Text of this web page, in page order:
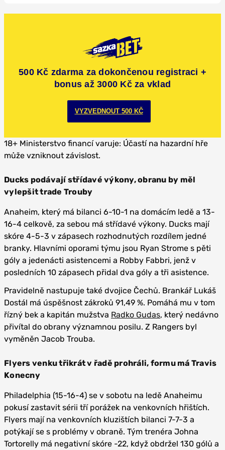
500 Kč zdarma za dokončenou registraci +
bonus až 3000 Kč za vklad
VYZVEDNOUT 500 KČ
18+ Ministerstvo financí varuje: Účastí na hazardní hře
může vzniknout závislost.
Ducks podávají střídavé výkony, obranu by měl
vylepšit trade Trouby
Anaheim, který má bilanci 6-10-1 na domácím ledě a 13-
16-4 celkově, za sebou má střídavé výkony. Ducks mají
skóre 4-5-3 v zápasech rozhodnutých rozdílem jedné
branky. Hlavními oporami týmu jsou Ryan Strome s pěti
góly a jedenácti asistencemi a Robby Fabbri, jenž v
posledních 10 zápasech přidal dva góly a tři asistence.
Pravidelně nastupuje také dvojice Čechů. Brankář Lukáš
Dostál má úspěšnost zákroků 91,49 %. Pomáhá mu v tom
řízný bek a kapitán mužstva Radko Gudas, který nedávno
přivítal do obrany významnou posilu. Z Rangers byl
vyměněn Jacob Trouba.
Flyers venku třikrát v řadě prohráli, formu má Travis
Konecny
Philadelphia (15-16-4) se v sobotu na ledě Anaheimu
pokusí zastavit sérii tří porážek na venkovních hřištích.
Flyers mají na venkovních kluzištích bilanci 7-7-3 a
potýkají se s problémy v obraně. Tým trenéra Johna
Tortorelly má negativní skóre -22, když obdržel 130 gólů a